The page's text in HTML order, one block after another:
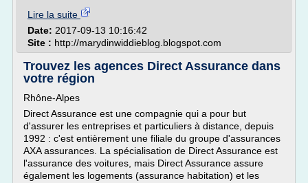
Lire la suite
Date: 2017-09-13 10:16:42
Site : http://marydinwiddieblog.blogspot.com
Trouvez les agences Direct Assurance dans
votre région
Rhône-Alpes
Direct Assurance est une compagnie qui a pour but
d'assurer les entreprises et particuliers à distance, depuis
1992 : c'est entièrement une filiale du groupe d'assurances
AXA assurances. La spécialisation de Direct Assurance est
l'assurance des voitures, mais Direct Assurance assure
également les logements (assurance habitation) et les